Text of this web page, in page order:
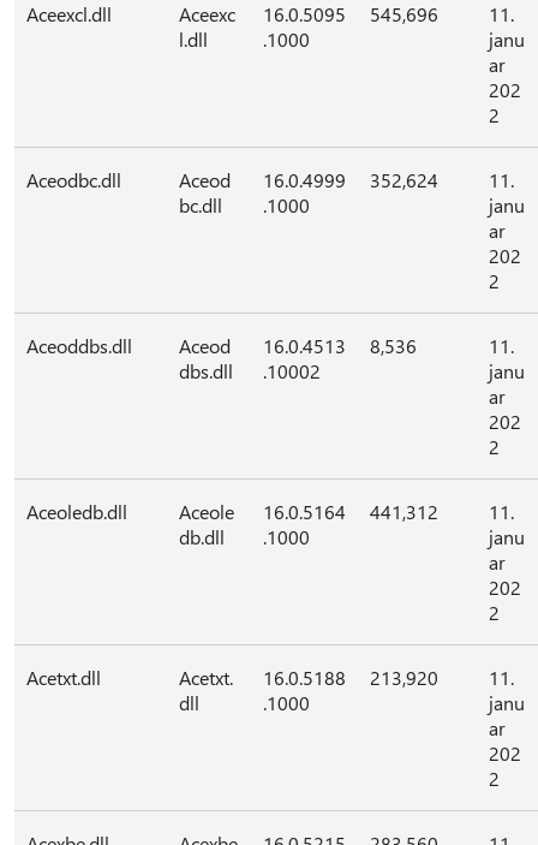
Aceexcl.dll
Aceexc
l.dll
16.0.5095
.1000
545,696
11.
janu
ar
202
2
Aceodbc.dll
Aceod
bc.dll
16.0.4999
.1000
352,624
11.
janu
ar
202
2
Aceoddbs.dll
Aceod
dbs.dll
16.0.4513
.10002
8,536
11.
janu
ar
202
2
Aceoledb.dll
Aceole
db.dll
16.0.5164
.1000
441,312
11.
janu
ar
202
2
Acetxt.dll
Acetxt.
dll
16.0.5188
.1000
213,920
11.
janu
ar
202
2